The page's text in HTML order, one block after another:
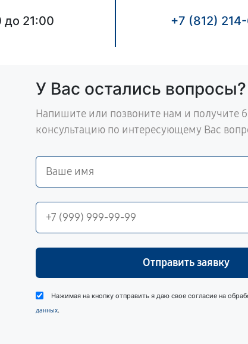
до 21:00 +7 (812)
У Вас остались вопросы?
Напишите или позвоните нам и получите
консультацию по интересующему Вас
Отправить заявку
Нажимая на кнопку отправить я даю свое согласие на
данных.